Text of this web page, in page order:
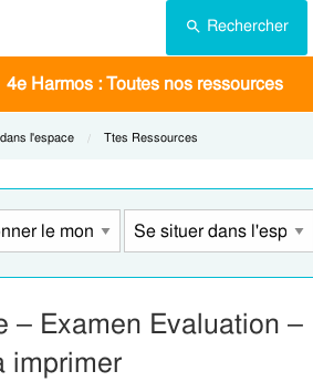
Rechercher
4e Harmos : Toutes nos ressources
l'espace Current:
Ttes Ressources
– Examen Evaluation –
imprimer